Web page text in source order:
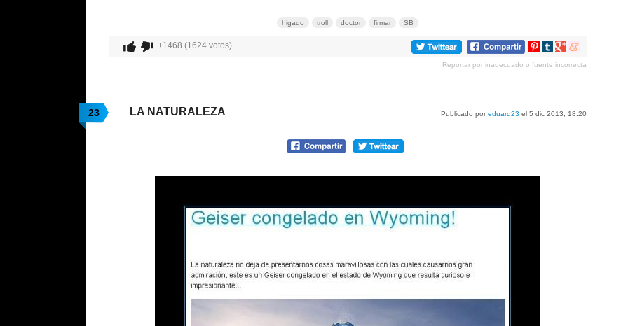
higado troll doctor firmar SB
+1468 (1624 votos)
Compartir
Pinterest
Compartir
tumblr
Compartir
Google+
Compartir
meneame
Reportar por inadecuado o fuente incorrecta
23 Publicado poreduard23 el 5 dic 2013, 18:20
LA NATURALEZA